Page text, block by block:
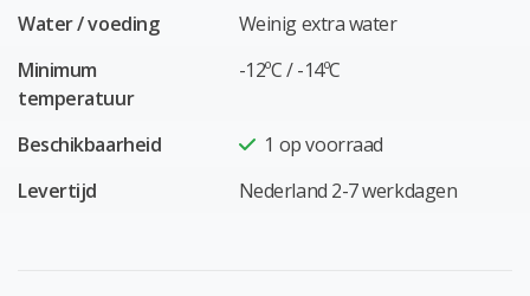
Water / voeding
Weinig extra water
Minimum
temperatuur
-12ºC / -14ºC
Beschikbaarheid 1 op voorraad
Levertijd
Nederland 2-7 werkdagen